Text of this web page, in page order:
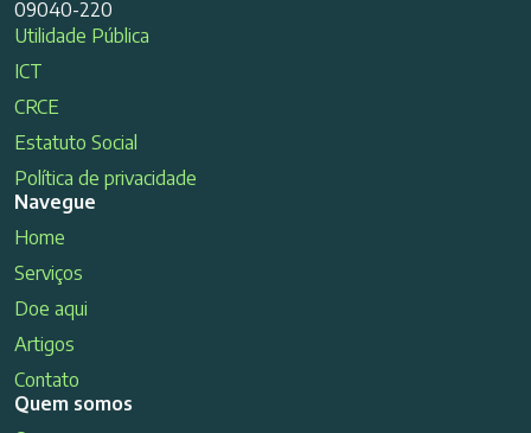
09040-220
Utilidade Pública
ICT
CRCE
Estatuto Social
Política de privacidade
Navegue
Home
Serviços
Doe aqui
Artigos
Contato
Quem somos